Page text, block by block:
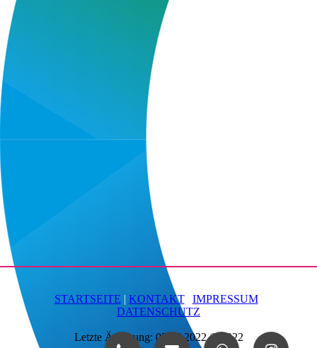
STARTSEITE | KONTAKT| IMPRESSUM|
DATENSCHUTZ
Letzte Änderung: 02.06.2022 © 2022